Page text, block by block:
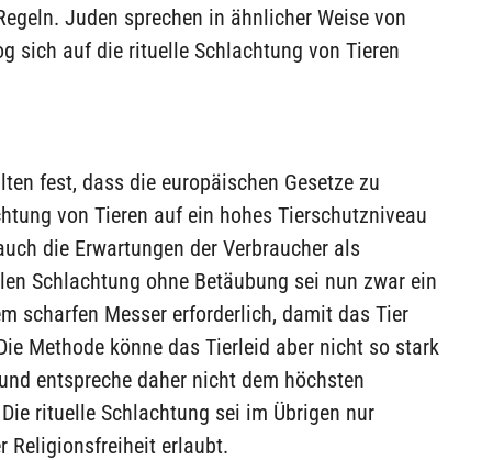
Juden sprechen in ähnlicher Weise von
sich auf die rituelle Schlachtung von Tieren
fest, dass die europäischen Gesetze zu
von Tieren auf ein hohes Tierschutzniveau
die Erwartungen der Verbraucher als
Schlachtung ohne Betäubung sei nun zwar ein
scharfen Messer erforderlich, damit das Tier
Methode könne das Tierleid aber nicht so stark
entspreche daher nicht dem höchsten
rituelle Schlachtung sei im Übrigen nur
Religionsfreiheit erlaubt.